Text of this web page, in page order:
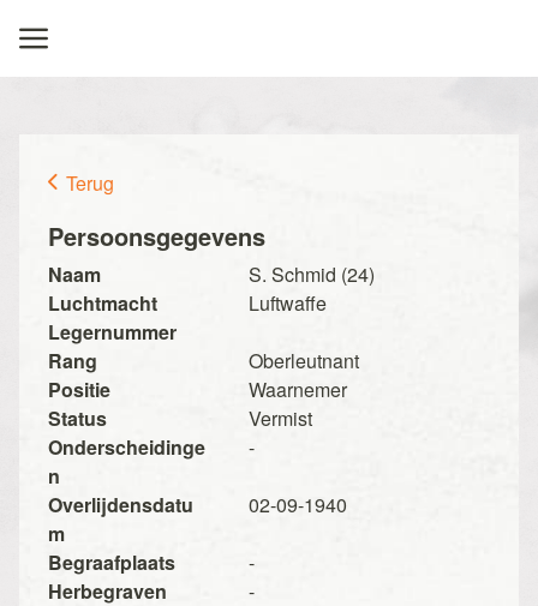
Terug
Persoonsgegevens
Naam
S. Schmid (24)
Luchtmacht
Luftwaffe
Legernummer
Rang
Oberleutnant
Positie
Waarnemer
Status
Vermist
Onderscheidinge
n
-
Overlijdensdatu
m
02-09-1940
Begraafplaats
-
Herbegraven
-